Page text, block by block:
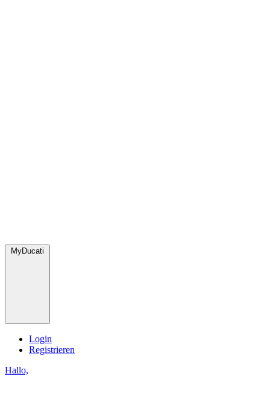
MyDucati
Login
Registrieren
Hallo,